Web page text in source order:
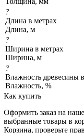
?
Длина в метрах
Длина, м
?
Ширина в метрах
Ширина, м
?
Влажность древесины
Влажность, %
Как купить
Оформить заказ на
выбранные товары в
Корзина, проверьте